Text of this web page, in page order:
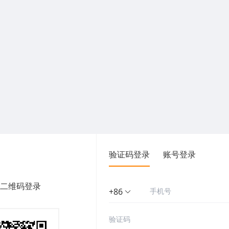
维码登录
验证码登录 账号登录
+86